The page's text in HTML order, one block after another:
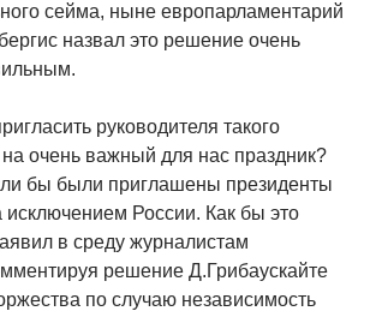
сейма, ныне европарламентарий
назвал это решение очень
руководителя такого
очень важный для нас праздник?
бы были приглашены президенты
исключением России. Как бы это
в среду журналистам
решение Д.Грибаускайте
по случаю независимость